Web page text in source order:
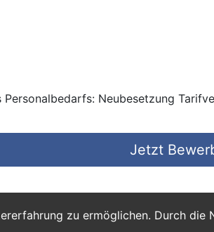
zu ermöglichen. Durch die
Neubesetzung
Jetzt